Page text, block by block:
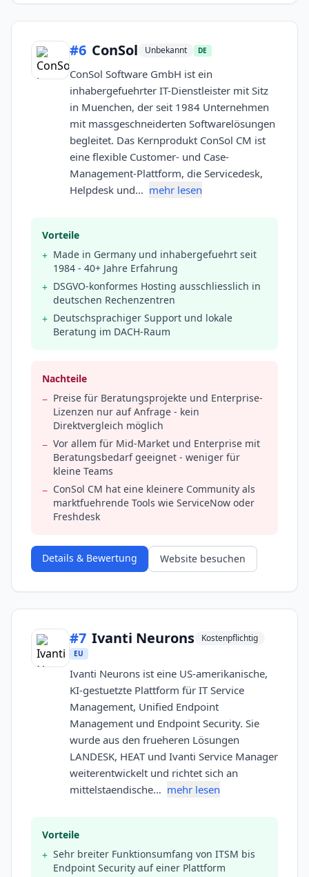
#6 ConSol Unbekannt DE
ConSol Software GmbH ist ein
inhabergefuehrter IT-Dienstleister mit Sitz
in Muenchen, der seit 1984 Unternehmen
mit massgeschneiderten Softwarelösungen
begleitet. Das Kernprodukt ConSol CM ist
eine flexible Customer- und Case-
Management-Plattform, die Servicedesk,
Helpdesk und… mehr lesen
Vorteile
+ Made in Germany und inhabergefuehrt seit
1984 - 40+ Jahre Erfahrung
+ DSGVO-konformes Hosting ausschliesslich in
deutschen Rechenzentren
+ Deutschsprachiger Support und lokale
Beratung im DACH-Raum
Nachteile
− Preise für Beratungsprojekte und Enterprise-
Lizenzen nur auf Anfrage - kein
Direktvergleich möglich
− Vor allem für Mid-Market und Enterprise mit
Beratungsbedarf geeignet - weniger für
kleine Teams
− ConSol CM hat eine kleinere Community als
marktfuehrende Tools wie ServiceNow oder
Freshdesk
Details & Bewertung Website besuchen
#7 Ivanti Neurons Kostenpflichtig
EU
Ivanti Neurons ist eine US-amerikanische,
KI-gestuetzte Plattform für IT Service
Management, Unified Endpoint
Management und Endpoint Security. Sie
wurde aus den frueheren Lösungen
LANDESK, HEAT und Ivanti Service Manager
weiterentwickelt und richtet sich an
mittelstaendische… mehr lesen
Vorteile
+ Sehr breiter Funktionsumfang von ITSM bis
Endpoint Security auf einer Plattform